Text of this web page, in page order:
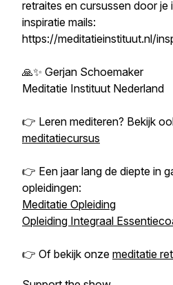
retraites en cursussen door
inspiratie mails:
https://meditatieinstituut.nl/
🙏✨ Gerjan Schoemaker
Meditatie Instituut Nederland
👉 Leren mediteren? Bekijk
meditatiecursus
👉 Een jaar lang de diepte in
opleidingen:
Meditatie Opleiding
Opleiding Integraal
👉 Of bekijk onze meditatie